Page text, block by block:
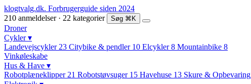
klogtvalg.dk. Forbrugerguide siden 2024
210 anmeldelser · 22 kategorier
Søg ⌘K
Droner
Cykler▾
Landevejscykler 23 Citybike & pendler 10 Elcykler 8 Mountainbike 8
Vinkøleskabe
Hus & Have ▾
Robotplæneklipper 21 Robotstøvsuger 15 Havehuse 13 Skure & Opbevaring